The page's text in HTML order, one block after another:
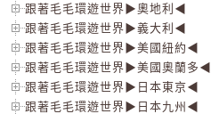
跟著毛毛環遊世界▶奧地利◀
跟著毛毛環遊世界▶義大利◀
跟著毛毛環遊世界▶美國紐約◀
跟著毛毛環遊世界▶美國奧蘭多◀
跟著毛毛環遊世界▶日本東京◀
跟著毛毛環遊世界▶日本九州◀